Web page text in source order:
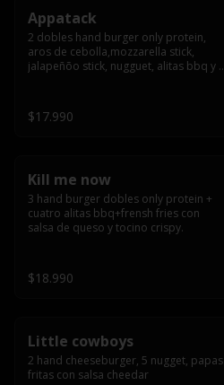
Appatack
2 dobles hand burger only protein,
aros de cebolla,mozzarella stick,
jalapeñõo stick, nugguet, alitas bbq y
$17.990
Kill me now
3 hand burger dobles only protein +
cuatro alitas bbq+frensh fries con
salsa de queso y tocino crispy.
$18.990
Little cowboys
2 hand cheeseburger, 5 nugget, papas
fritas con salsa cheedar